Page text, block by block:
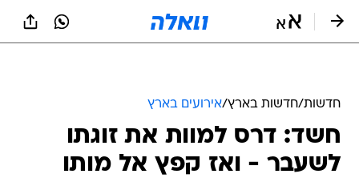
חדשות/חדשות בארץ/אירועים בארץ
חשד: דרס למוות את זוגתו
לשעבר - ואז קפץ אל מותו